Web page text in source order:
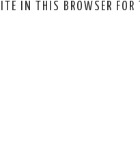
IN THIS BROWSER FOR